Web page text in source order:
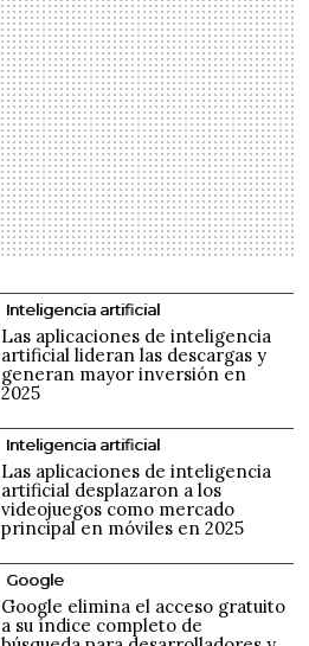
Inteligencia artificial
Las aplicaciones de inteligencia
artificial lideran las descargas y
generan mayor inversión en
2025
Inteligencia artificial
Las aplicaciones de inteligencia
artificial desplazaron a los
videojuegos como mercado
principal en móviles en 2025
Google
Google elimina el acceso gratuito
a su índice completo de